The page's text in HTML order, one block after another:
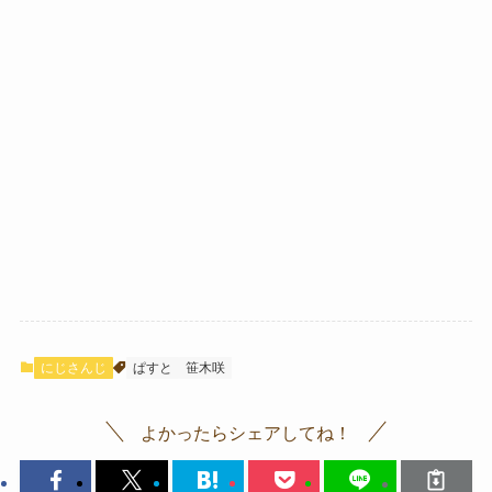
にじさんじ ぱすと 笹木咲
よかったらシェアしてね！